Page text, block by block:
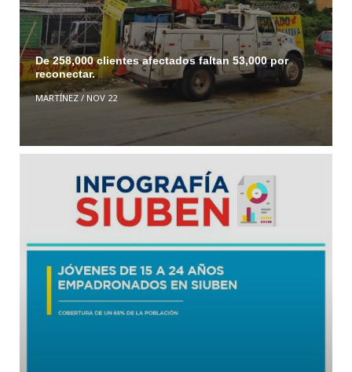
De 258,000 clientes afectados faltan 53,000 por
reconectar.
MARTÍNEZ/ NOV 22